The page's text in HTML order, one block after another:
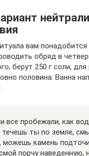
вам понадобится
обряд в
берут 250 г соли, для
половина. Ванна
все пробежали, как
течешь ты по земле,
можешь камень
порчу наведенную,